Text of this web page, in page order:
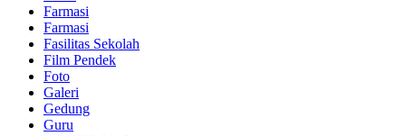
Farmasi
Farmasi
Fasilitas Sekolah
Film Pendek
Foto
Galeri
Gedung
Guru